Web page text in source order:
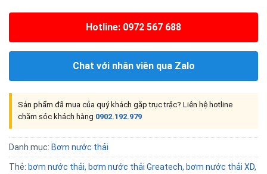
Hotline: 0972 567 688
Chat với nhân viên qua Zalo
Sản phẩm đã mua của quý khách gặp trục trặc? Liên hệ hotline
chăm sóc khách hàng 0902.192.979
Danh mục: Bơm nước thải
Thẻ: bơm nước thải, bơm nước thải Greatech, bơm nước thải XD,